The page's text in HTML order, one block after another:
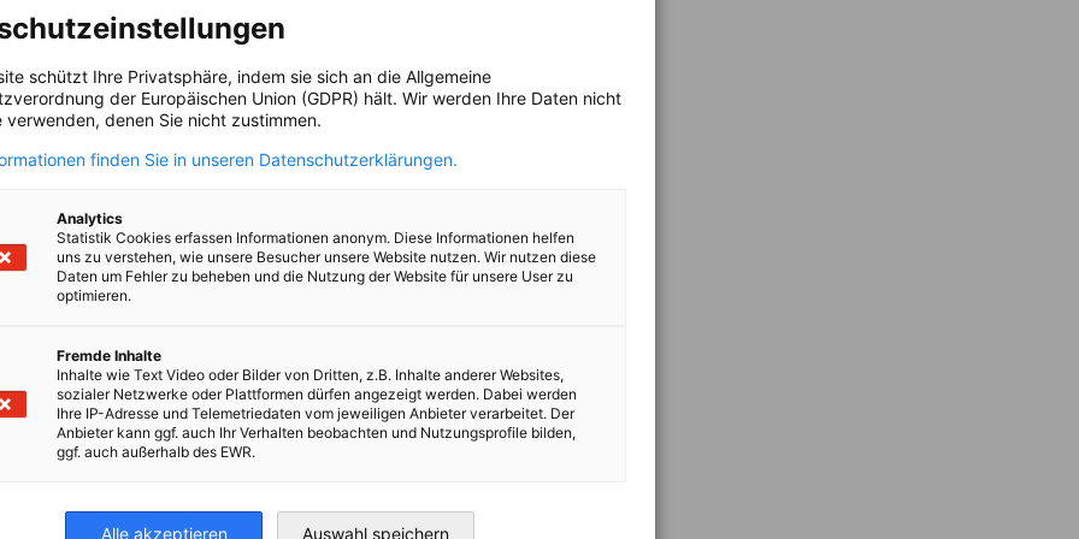
Steuern» та «Erfolgsgeschichten
aus der Ukraine: Resilienz
deutscher Unternehmen»
AHK Ukraine Update #7 | 2025
ПУБЛІКАЦІЇ
of Commerce and Industry
Chamber of Commerce and Industry
AHK.de
Germany Trade & Invest
schützt Ihre Privatsphäre, indem sie sich an die Allgemeine
der Europäischen Union (GDPR) hält. Wir werden Ihre Daten nicht
denen Sie nicht zustimmen.
finden Sie in unseren Datenschutzerklärungen.
Analytics
Statistik Cookies erfassen Informationen anonym. Diese Informationen helfen
uns zu verstehen, wie unsere Besucher unsere Website nutzen. Wir nutzen diese
Daten um Fehler zu beheben und die Nutzung der Website für unsere User zu
optimieren.
Fremde Inhalte
Inhalte wie Text Video oder Bilder von Dritten, z.B. Inhalte anderer Websites,
sozialer Netzwerke oder Plattformen dürfen angezeigt werden. Dabei werden
Ihre IP-Adresse und Telemetriedaten vom jeweiligen Anbieter verarbeitet. Der
Anbieter kann ggf. auch Ihr Verhalten beobachten und Nutzungsprofile bilden,
ggf. auch außerhalb des EWR.
Alle akzeptieren Auswahl speichern